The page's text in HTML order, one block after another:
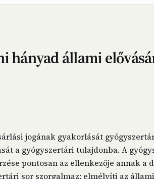
hányad állami
jogának gyakorlását
a gyógyszertári tulajdonba. A
pontosan az ellenkezője annak a
sor szorgalmaz: elmélyíti az állami